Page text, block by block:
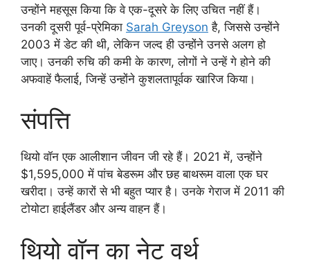
उन्होंने महसूस किया कि वे एक-दूसरे के लिए उचित नहीं हैं।
उनकी दूसरी पूर्व-प्रेमिका Sarah Greyson है, जिससे उन्होंने
2003 में डेट की थी, लेकिन जल्द ही उन्होंने उनसे अलग हो
जाए। उनकी रुचि की कमी के कारण, लोगों ने उन्हें गे होने की
अफवाहें फैलाई, जिन्हें उन्होंने कुशलतापूर्वक खारिज किया।
संपत्ति
थियो वॉन एक आलीशान जीवन जी रहे हैं। 2021 में, उन्होंने
$1,595,000 में पांच बेडरूम और छह बाथरूम वाला एक घर
खरीदा। उन्हें कारों से भी बहुत प्यार है। उनके गेराज में 2011 की
टोयोटा हाईलैंडर और अन्य वाहन हैं।
थियो वॉन का नेट वर्थ